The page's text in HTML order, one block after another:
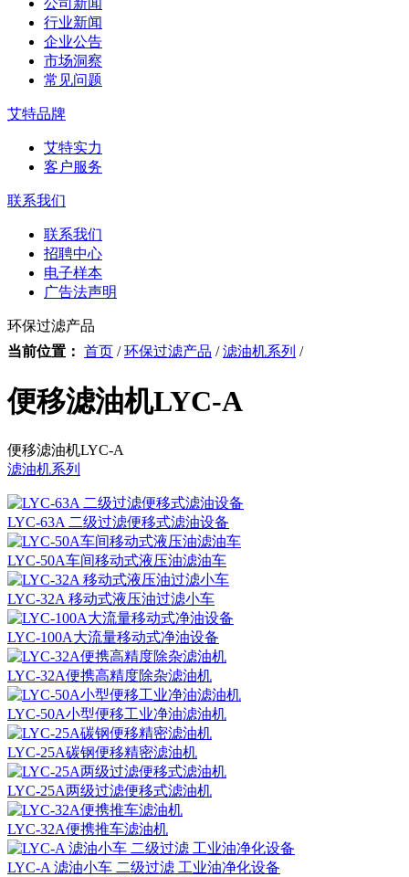
公司新闻
行业新闻
企业公告
市场洞察
常见问题
艾特品牌
艾特实力
客户服务
联系我们
联系我们
招聘中心
电子样本
广告法声明
环保过滤产品
当前位置： 首页 / 环保过滤产品 / 滤油机系列 /
便移滤油机LYC-A
便移滤油机LYC-A
滤油机系列
LYC-63A 二级过滤便移式滤油设备
LYC-50A车间移动式液压油滤油车
LYC-32A 移动式液压油过滤小车
LYC-100A大流量移动式净油设备
LYC-32A便携高精度除杂滤油机
LYC-50A小型便移工业净油滤油机
LYC-25A碳钢便移精密滤油机
LYC-25A两级过滤便移式滤油机
LYC-32A便携推车滤油机
LYC‑A 滤油小车 二级过滤 工业油净化设备